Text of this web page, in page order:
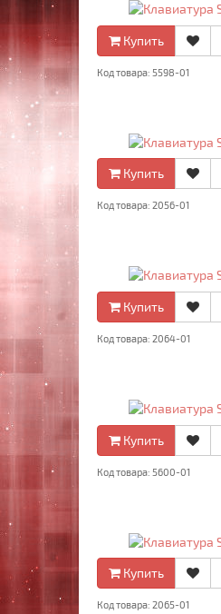
Купить
Код товара: 5598-01
Купить
Код товара: 2056-01
Купить
Код товара: 2064-01
Купить
Код товара: 5600-01
Купить
Код товара: 2065-01